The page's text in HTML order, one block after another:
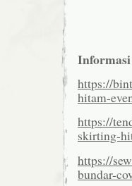
https://
hitam-
https://
skirting-
https://
bundar-